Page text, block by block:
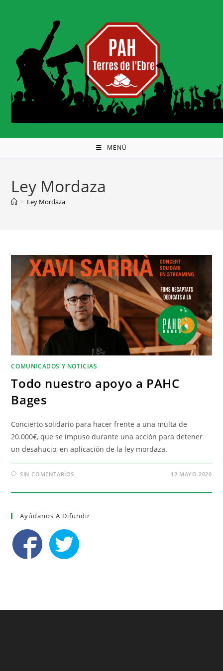
MENÚ
Ley Mordaza
> Ley Mordaza
COMUNICADOS Y NOTICIAS
Todo nuestro apoyo a PAHC
Bages
Concierto solidario para hacer frente a una multa de
20.000€, que se impuso durante una acción para detener
un desahucio, en aplicación de la ley mordaza.
SIN COMENTARIOS 12 MAYO 2020
Ayúdanos A Difundir